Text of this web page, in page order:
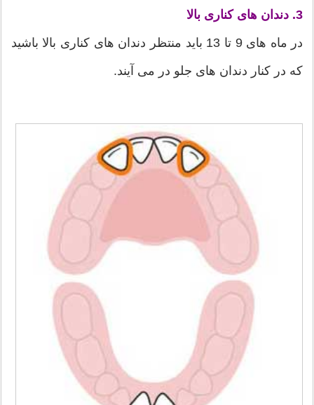
3. دندان های کناری بالا
در ماه های 9 تا 13 باید منتظر دندان های کناری بالا باشید
که در کنار دندان های جلو در می آیند.